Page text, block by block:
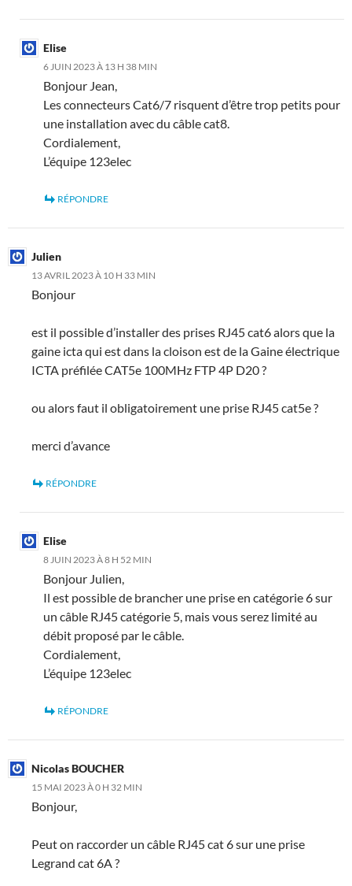
Elise
6 JUIN 2023 À 13 H 38 MIN
Bonjour Jean,
Les connecteurs Cat6/7 risquent d’être trop petits pour
une installation avec du câble cat8.
Cordialement,
L’équipe 123elec
RÉPONDRE
Julien
13 AVRIL 2023 À 10 H 33 MIN
Bonjour
est il possible d’installer des prises RJ45 cat6 alors que la
gaine icta qui est dans la cloison est de la Gaine électrique
ICTA préfilée CAT5e 100MHz FTP 4P D20 ?
ou alors faut il obligatoirement une prise RJ45 cat5e ?
merci d’avance
RÉPONDRE
Elise
8 JUIN 2023 À 8 H 52 MIN
Bonjour Julien,
Il est possible de brancher une prise en catégorie 6 sur
un câble RJ45 catégorie 5, mais vous serez limité au
débit proposé par le câble.
Cordialement,
L’équipe 123elec
RÉPONDRE
Nicolas BOUCHER
15 MAI 2023 À 0 H 32 MIN
Bonjour,
Peut on raccorder un câble RJ45 cat 6 sur une prise
Legrand cat 6A ?